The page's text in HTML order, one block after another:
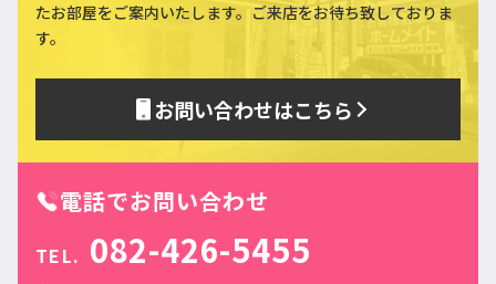
たお部屋をご案内いたします。ご来店をお待ち致しておりま
す。
お問い合わせはこちら
電話でお問い合わせ
TEL. 082-426-5455